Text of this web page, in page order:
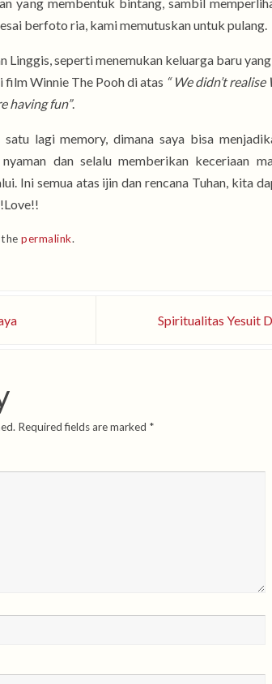
berfoto ria, kami memutuskan untuk pulang.
Linggis, seperti menemukan keluarga baru
Winnie The Pooh di atas “ We didn’t
having fun”.
lagi memory, dimana saya bisa
dan selalu memberikan keceriaan
Ini semua atas ijin dan rencana Tuhan, kita
permalink.
Spiritualitas Yesuit
Required fields are marked *